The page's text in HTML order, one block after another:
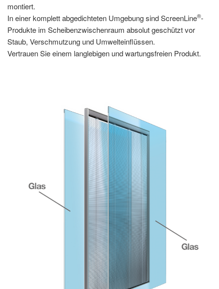
montiert.
In einer komplett abgedichteten Umgebung sind ScreenLine®-
Produkte im Scheibenzwischenraum absolut geschützt vor
Staub, Verschmutzung und Umwelteinflüssen.
Vertrauen Sie einem langlebigen und wartungsfreien Produkt.